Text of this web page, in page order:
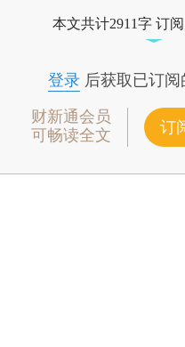
本文共计2911字 订
登录后获取已订阅
财新通会员
可畅读全文
订